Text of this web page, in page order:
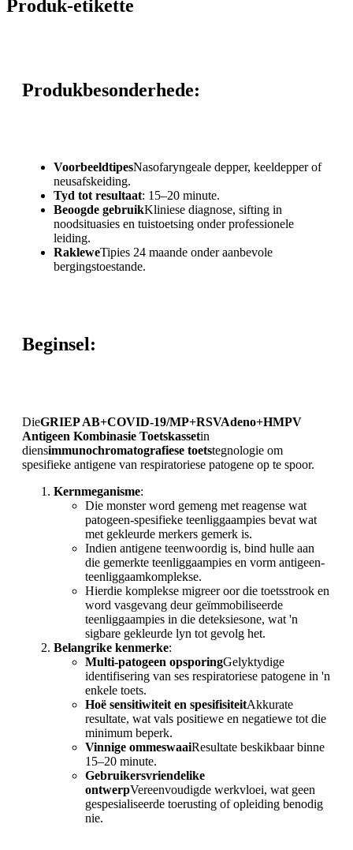
Produk-etikette
Produkbesonderhede:
VoorbeeldtipesNasofaryngeale depper, keeldepper of
neusafskeiding.
Tyd tot resultaat: 15–20 minute.
Beoogde gebruikKliniese diagnose, sifting in
noodsituasies en tuistoetsing onder professionele
leiding.
RakleweTipies 24 maande onder aanbevole
bergingstoestande.
Beginsel:
DieGRIEP AB+COVID-19/MP+RSVAdeno+HMPV
Antigeen Kombinasie Toetskassetin
diensimmunochromatografiese toetstegnologie om
spesifieke antigene van respiratoriese patogene op te spoor.
Kernmeganisme:
Die monster word gemeng met reagense wat
patogeen-spesifieke teenliggaampies bevat wat
met gekleurde merkers gemerk is.
Indien antigene teenwoordig is, bind hulle aan
die gemerkte teenliggaampies en vorm antigeen-
teenliggaamkomplekse.
Hierdie komplekse migreer oor die toetsstrook en
word vasgevang deur geïmmobiliseerde
teenliggaampies in die deteksiesone, wat 'n
sigbare gekleurde lyn tot gevolg het.
Belangrike kenmerke:
Multi-patogeen opsporingGelyktydige
identifisering van ses respiratoriese patogene in 'n
enkele toets.
Hoë sensitiwiteit en spesifisiteitAkkurate
resultate, wat vals positiewe en negatiewe tot die
minimum beperk.
Vinnige ommeswaaiResultate beskikbaar binne
15–20 minute.
Gebruikersvriendelike
ontwerpVereenvoudigde werkvloei, wat geen
gespesialiseerde toerusting of opleiding benodig
nie.